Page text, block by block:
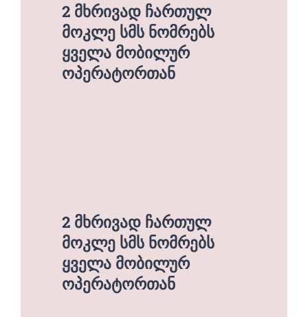
2 მხრივად ჩართულ
მოკლე სმს ნომრებს
ყველა მობილურ
ოპერატორთან
2 მხრივად ჩართულ
მოკლე სმს ნომრებს
ყველა მობილურ
ოპერატორთან